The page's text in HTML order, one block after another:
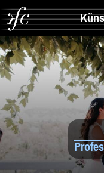
Suche
Info
Artistik & Tanz
Bands
Solomusiker